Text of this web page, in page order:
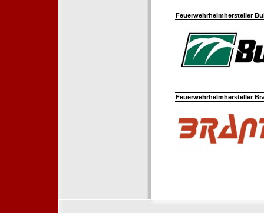
Feuerwehrhelmhersteller
Feuerwehrhelmhersteller